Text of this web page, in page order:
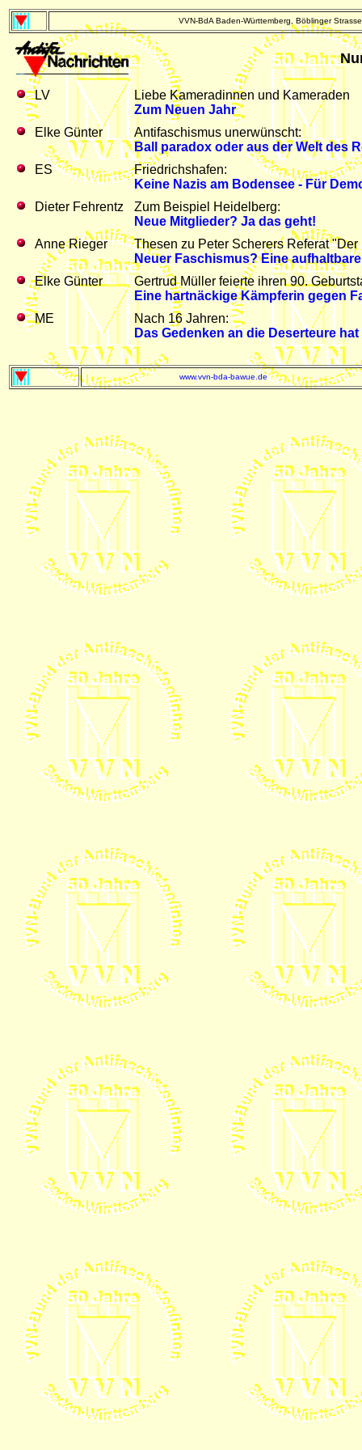
VVN-BdA Baden-Württemberg, Böblinger
LV
Liebe Kameradinnen und Kameraden
Zum Neuen Jahr
Elke Günter
Antifaschismus unerwünscht:
Ball paradox oder aus der Welt des
ES
Friedrichshafen:
Keine Nazis am Bodensee - Für
Dieter Fehrentz
Zum Beispiel Heidelberg:
Neue Mitglieder? Ja das geht!
Anne Rieger
Thesen zu Peter Scherers Referat
Neuer Faschismus? Eine
Elke Günter
Gertrud Müller feierte ihren 90.
Eine hartnäckige Kämpferin gegen
ME
Nach 16 Jahren:
Das Gedenken an die Deserteure
www.vvn-bda-bawue.de